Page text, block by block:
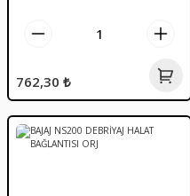
762,30 ₺